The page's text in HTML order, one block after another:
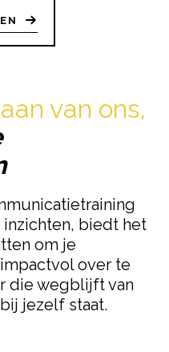
van ons,
inzichten, biedt het
om je
over te
die wegblijft van
jezelf staat.